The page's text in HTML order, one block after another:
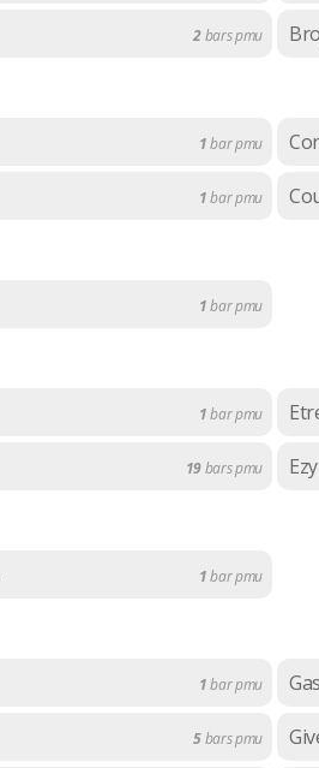
2bars pmu
1bar pmu
1bar pmu
1bar pmu
1bar pmu
19bars pmu
1bar pmu
1bar pmu
5bars pmu